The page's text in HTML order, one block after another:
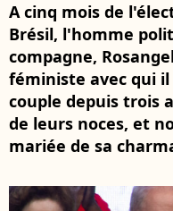
A cinq mois de
Brésil, l'homme
compagne,
féministe avec qui
couple depuis trois
de leurs noces, et
mariée de sa